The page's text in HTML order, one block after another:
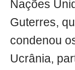
Nações
Guterres,
condenou
Ucrânia,